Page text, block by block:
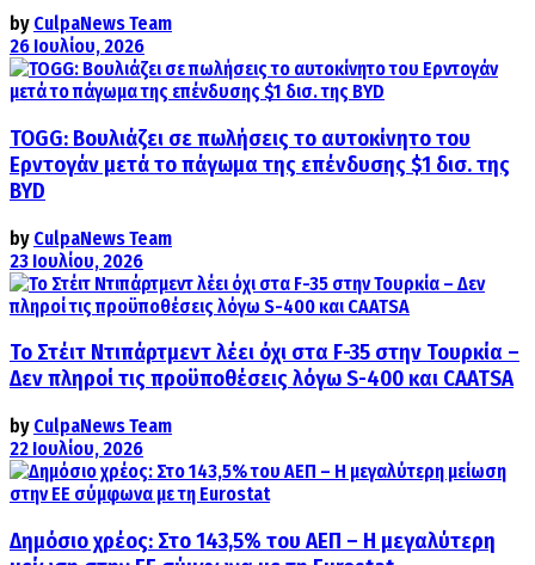
by CulpaNews Team
26 Ιουλίου, 2026
TOGG: Βουλιάζει σε πωλήσεις το αυτοκίνητο του
Ερντογάν μετά το πάγωμα της επένδυσης $1 δισ. της
BYD
by CulpaNews Team
23 Ιουλίου, 2026
Το Στέιτ Ντιπάρτμεντ λέει όχι στα F-35 στην Τουρκία –
Δεν πληροί τις προϋποθέσεις λόγω S-400 και CAATSA
by CulpaNews Team
22 Ιουλίου, 2026
Δημόσιο χρέος: Στο 143,5% του ΑΕΠ – Η μεγαλύτερη